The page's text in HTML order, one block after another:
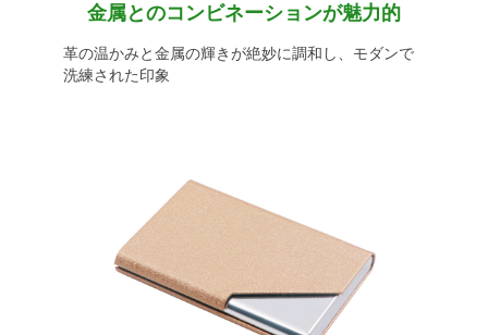
金属とのコンビネーションが魅力的
革の温かみと金属の輝きが絶妙に調和し、モダンで
洗練された印象